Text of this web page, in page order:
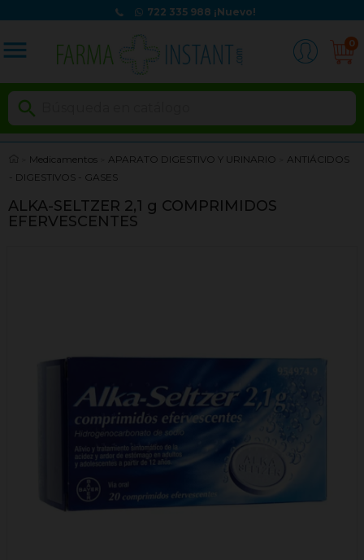
722 335 988 ¡Nuevo!
menu 0

Medicamentos APARATO DIGESTIVO Y URINARIO
ANTIÁCIDOS
- DIGESTIVOS - GASES
ALKA-SELTZER 2,1 g COMPRIMIDOS
EFERVESCENTES